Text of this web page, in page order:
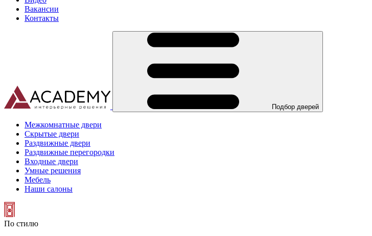
Вакансии
Контакты
Подбор дверей
Межкомнатные двери
Скрытые двери
Раздвижные двери
Раздвижные перегородки
Входные двери
Умные решения
Мебель
Наши салоны
По стилю